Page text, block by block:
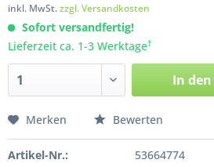
inkl. MwSt.zzgl. Versandkosten
Sofort versandfertig!
Lieferzeit ca. 1-3 Werktage†
In den
Merken Bewerten
Artikel-Nr.: 53664774